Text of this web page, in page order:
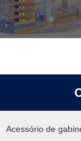
Acessório de